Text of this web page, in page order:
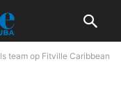
team op Fitville Caribbean